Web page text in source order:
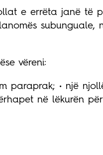
e errëta janë të
subunguale,
vëreni:
paraprak; • një
në lëkurën